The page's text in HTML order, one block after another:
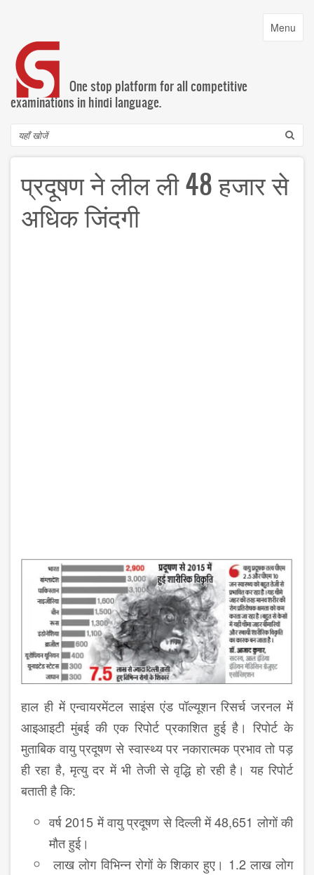
content
Toggle
Menu
One stop platform for all competitive
examinations in hindi language.
Search
प्रदूषण ने लील ली 48 हजार से
अधिक जिंदगी
हाल ही में एन्वायरमेंटल साइंस एंड पॉल्यूशन रिसर्च जरनल में
आइआइटी मुंबई की एक रिपोर्ट प्रकाशित हुई है। रिपोर्ट के
मुताबिक वायु प्रदूषण से स्वास्थ्य पर नकारात्मक प्रभाव तो पड़
ही रहा है, मृत्यु दर में भी तेजी से वृद्धि हो रही है। यह रिपोर्ट
बताती है कि:
वर्ष 2015 में वायु प्रदूषण से दिल्ली में 48,651 लोगों की
मौत हुई।
लाख लोग विभिन्न रोगों के शिकार हुए। 1.2 लाख लोग